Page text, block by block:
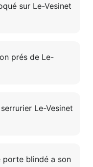
sur Le-Vesinet
prés de Le-
Le-Vesinet
porte blindé a son